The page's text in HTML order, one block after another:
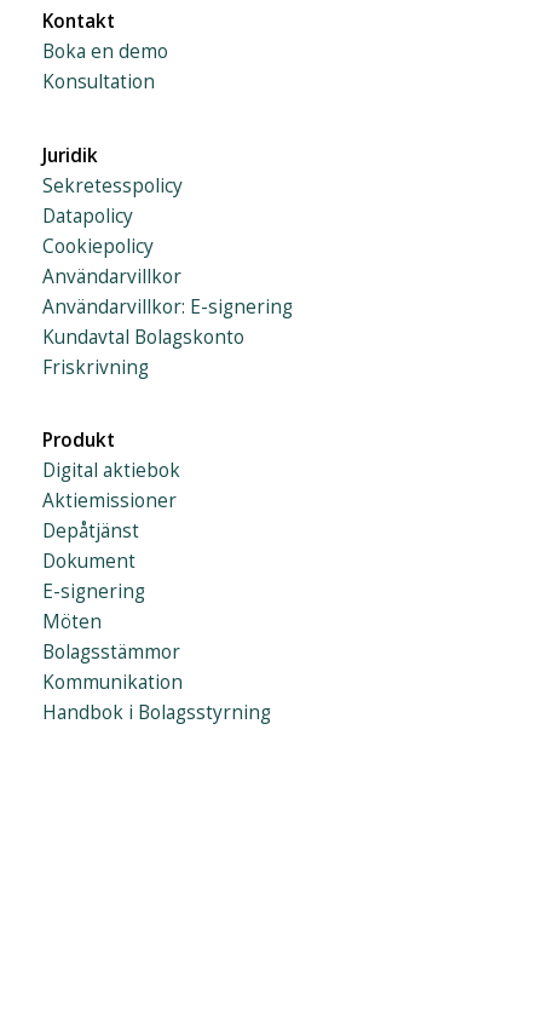
Kontakt
Boka en demo
Konsultation
Juridik
Sekretesspolicy
Datapolicy
Cookiepolicy
Användarvillkor
Användarvillkor: E-signering
Kundavtal Bolagskonto
Friskrivning
Produkt
Digital aktiebok
Aktiemissioner
Depåtjänst
Dokument
E-signering
Möten
Bolagsstämmor
Kommunikation
Handbok i Bolagsstyrning